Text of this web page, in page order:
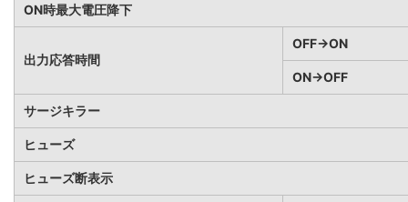
ON時最大電圧降下
出力応答時間
OFF→ON
ON→OFF
サージキラー
ヒューズ
ヒューズ断表示